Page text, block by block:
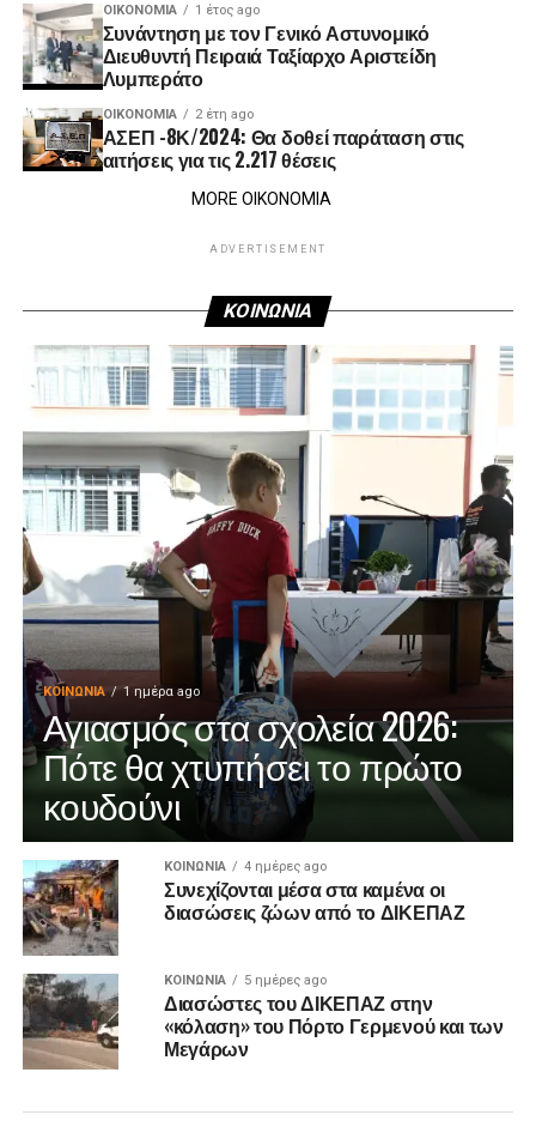
ΟΙΚΟΝΟΜΊΑ 1 έτος ago
Συνάντηση με τον Γενικό Αστυνομικό
Διευθυντή Πειραιά Ταξίαρχο Αριστείδη
Λυμπεράτο
ΟΙΚΟΝΟΜΊΑ 2 έτη ago
ΑΣΕΠ -8Κ/2024: Θα δοθεί παράταση στις
αιτήσεις για τις 2.217 θέσεις
MORE ΟΙΚΟΝΟΜΙΑ
ADVERTISEMENT
ΚΟΙΝΩΝΙΑ
ΚΟΙΝΩΝΊΑ 1 ημέρα ago
Αγιασμός στα σχολεία 2026:
Πότε θα χτυπήσει το πρώτο
κουδούνι
ΚΟΙΝΩΝΊΑ 4 ημέρες ago
Συνεχίζονται μέσα στα καμένα οι
διασώσεις ζώων από το ΔΙΚΕΠΑΖ
ΚΟΙΝΩΝΊΑ 5 ημέρες ago
Διασώστες του ΔΙΚΕΠΑΖ στην
«κόλαση» του Πόρτο Γερμενού και των
Μεγάρων